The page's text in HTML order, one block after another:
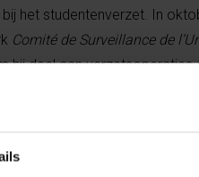
het studentenverzet. In
Comité de Surveillance de
hij deel aan verzetsoperaties
aan schakelden